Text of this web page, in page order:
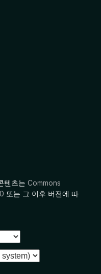
텐츠는 Commons
또는 그 이후 버전에 따